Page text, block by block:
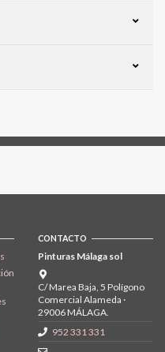
CONTACTO
Pinturas Málaga sol
C/ Marea Baja, 5 Polígono
Comercial Alameda ·
29006 MÁLAGA.
952 331 331